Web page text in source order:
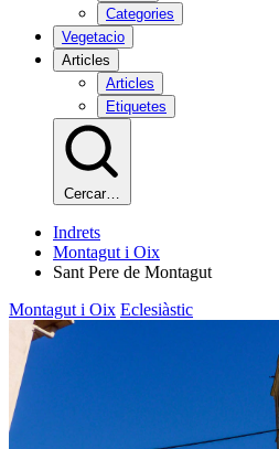
Categories
Vegetacio
Articles
Articles
Etiquetes
Cercar…
Indrets
Montagut i Oix
Sant Pere de Montagut
Montagut i Oix Eclesiàstic